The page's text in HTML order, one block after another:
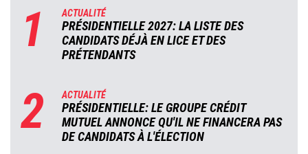
1 ACTUALITÉ
PRÉSIDENTIELLE 2027: LA LISTE DES
CANDIDATS DÉJÀ EN LICE ET DES
PRÉTENDANTS
2 ACTUALITÉ
PRÉSIDENTIELLE: LE GROUPE CRÉDIT
MUTUEL ANNONCE QU'IL NE FINANCERA PAS
DE CANDIDATS À L'ÉLECTION